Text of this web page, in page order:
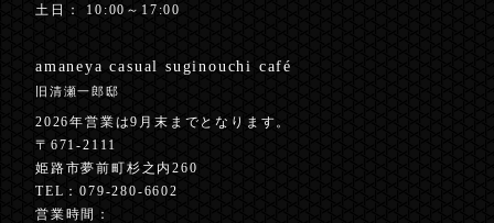
土日： 10:00～17:00
amaneya casualsuginouchi café
旧清瀬一郎邸
2026年営業は9月末までとなります。
〒671-2111
姫路市夢前町杉之内260
TEL：079-280-6602
営業時間：